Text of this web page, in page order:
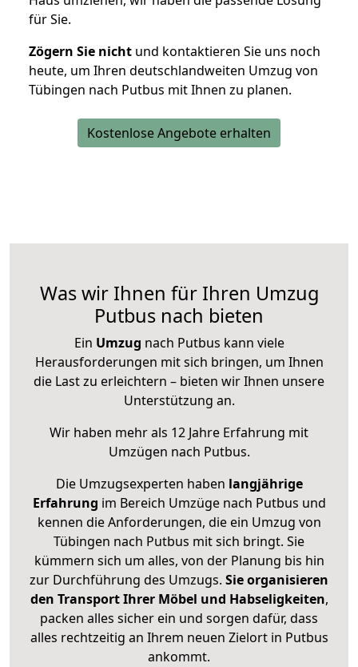
für Sie.
Zögern Sie nicht und kontaktieren Sie uns noch
heute, um Ihren deutschlandweiten Umzug von
Tübingen nach Putbus mit Ihnen zu planen.
Kostenlose Angebote erhalten
Was wir Ihnen für Ihren Umzug
Putbus nach bieten
Ein Umzug nach Putbus kann viele
Herausforderungen mit sich bringen, um Ihnen
die Last zu erleichtern – bieten wir Ihnen unsere
Unterstützung an.
Wir haben mehr als 12 Jahre Erfahrung mit
Umzügen nach Putbus.
Die Umzugsexperten haben langjährige
Erfahrung im Bereich Umzüge nach Putbus und
kennen die Anforderungen, die ein Umzug von
Tübingen nach Putbus mit sich bringt. Sie
kümmern sich um alles, von der Planung bis hin
zur Durchführung des Umzugs. Sie organisieren
den Transport Ihrer Möbel und Habseligkeiten,
packen alles sicher ein und sorgen dafür, dass
alles rechtzeitig an Ihrem neuen Zielort in Putbus
ankommt.